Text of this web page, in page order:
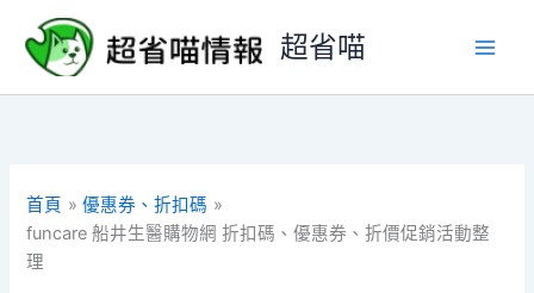
要
超省喵
首頁
優惠券、折扣碼
funcare 船井生醫購物網 折扣碼、優惠券、折價促銷活動整
理